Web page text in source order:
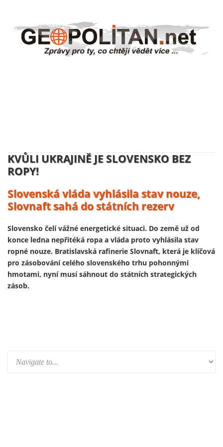
NĚMECKO ZAHAJUJE VÝROBU
UKRAJINSKÝCH DRONŮ:
Volodymyr Zelenskyj se usmívá, účty
platí daňový poplatníci
Ukrajinský prezident Volodymyr Zelenskyj 13. února
představil první útočný dron vyrobený v Německu v rámci
nově založeného německo-ukrajinského společného
podniku. Výroba je součástí širší expanze ukrajinského
zbrojního průmyslu do Evropy a je financována především z
prostředků německého obranného rozpočtu a evropských